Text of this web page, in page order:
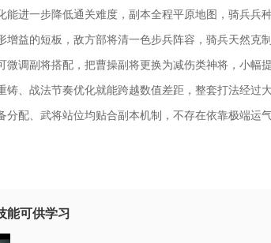
能进一步降低通关难度，副本全程平原地图，骑兵兵
增益的短板，敌方部将清一色步兵阵容，骑兵天然克
微调副将搭配，把曹操副将更换为减伤类神将，小幅
铸、战法节奏优化就能跨越数值差距，整套打法经过
配、武将站位均贴合副本机制，不存在依靠极端运
能可供学习